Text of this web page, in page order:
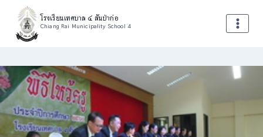
content
โรงเรียนเทศบาล ๔ สันป่าก่อ
Chiang Rai Municipality School 4